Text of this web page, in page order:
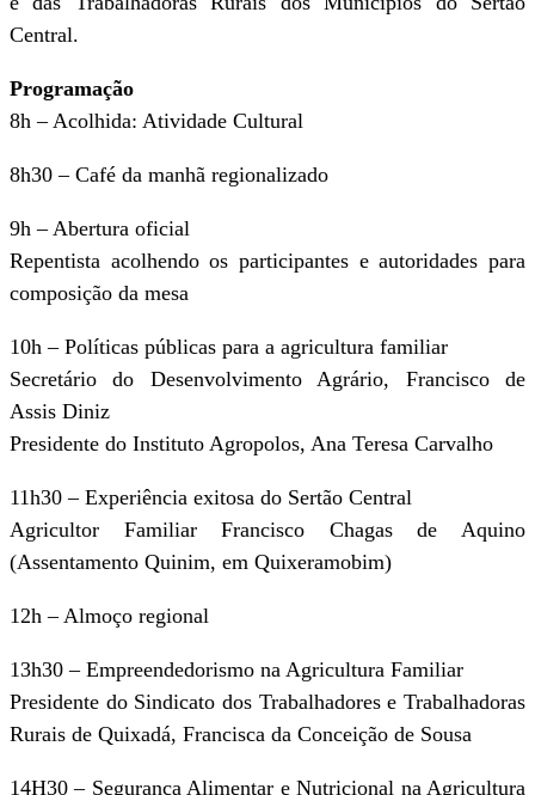
Central.
Programação
8h – Acolhida: Atividade Cultural
8h30 – Café da manhã regionalizado
9h – Abertura oficial
Repentista acolhendo os participantes e autoridades para
composição da mesa
10h – Políticas públicas para a agricultura familiar
Secretário do Desenvolvimento Agrário, Francisco de
Assis Diniz
Presidente do Instituto Agropolos, Ana Teresa Carvalho
11h30 – Experiência exitosa do Sertão Central
Agricultor Familiar Francisco Chagas de Aquino
(Assentamento Quinim, em Quixeramobim)
12h – Almoço regional
13h30 – Empreendedorismo na Agricultura Familiar
Presidente do Sindicato dos Trabalhadores e Trabalhadoras
Rurais de Quixadá, Francisca da Conceição de Sousa
14H30 – Segurança Alimentar e Nutricional na Agricultura